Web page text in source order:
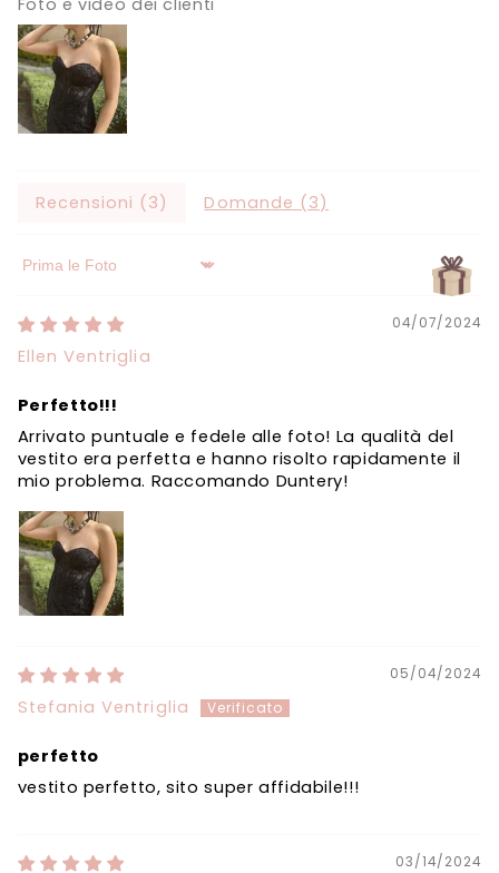
Foto e video dei clienti
Recensioni ( 3) Domande ( 3)
Sort by
04/07/2024
Ellen Ventriglia
Perfetto!!!
Arrivato puntuale e fedele alle foto! La qualità del
vestito era perfetta e hanno risolto rapidamente il
mio problema. Raccomando Duntery!
05/04/2024
Stefania Ventriglia
perfetto
vestito perfetto, sito super affidabile!!!
03/14/2024